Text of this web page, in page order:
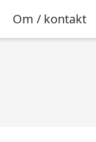
Om / kontakt